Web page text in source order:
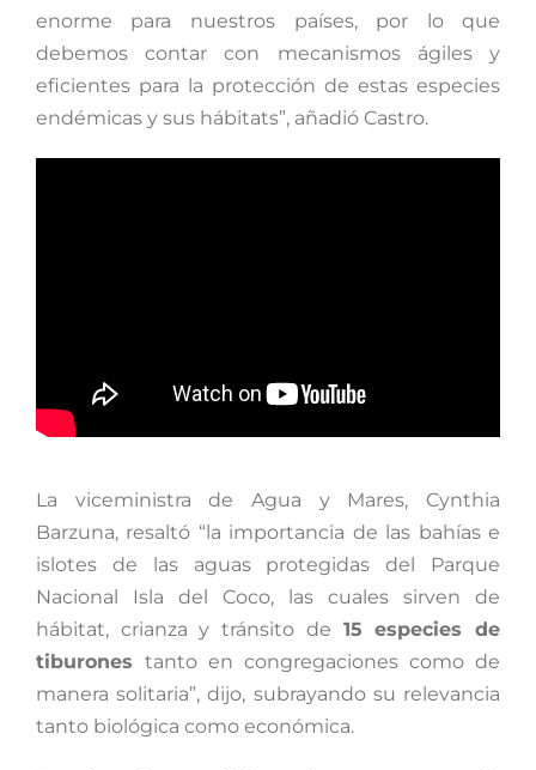
enorme para nuestros países, por lo que
debemos contar con mecanismos ágiles y
eficientes para la protección de estas especies
endémicas y sus hábitats”, añadió Castro.
La viceministra de Agua y Mares, Cynthia
Barzuna, resaltó “la importancia de las bahías e
islotes de las aguas protegidas del Parque
Nacional Isla del Coco, las cuales sirven de
hábitat, crianza y tránsito de 15 especies de
tiburones tanto en congregaciones como de
manera solitaria”, dijo, subrayando su relevancia
tanto biológica como económica.